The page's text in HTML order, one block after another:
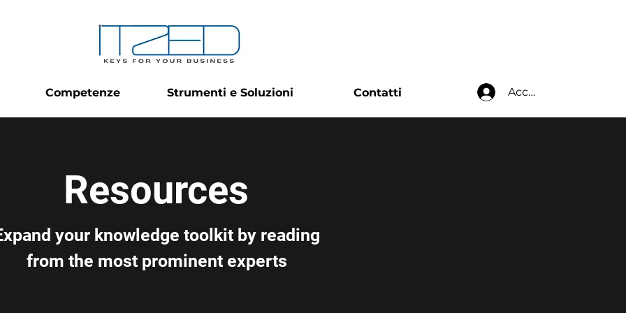
Competenze Strumenti e Soluzioni Contatti Accedi
Resources
your knowledge toolkit by reading
from the most prominent experts